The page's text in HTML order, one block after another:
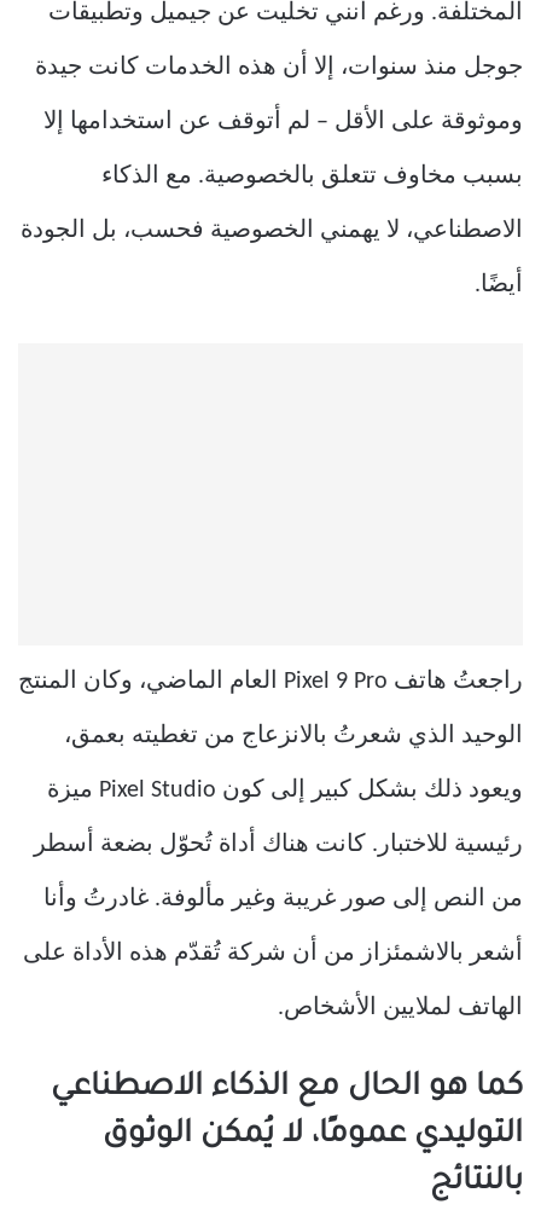
المختلفة. ورغم أنني تخليت عن جيميل وتطبيقات
جوجل منذ سنوات، إلا أن هذه الخدمات كانت جيدة
وموثوقة على الأقل – لم أتوقف عن استخدامها إلا
بسبب مخاوف تتعلق بالخصوصية. مع الذكاء
الاصطناعي، لا يهمني الخصوصية فحسب، بل الجودة
أيضًا.
راجعتُ هاتف Pixel 9 Pro العام الماضي، وكان المنتج
الوحيد الذي شعرتُ بالانزعاج من تغطيته بعمق،
ويعود ذلك بشكل كبير إلى كون Pixel Studio ميزة
رئيسية للاختبار. كانت هناك أداة تُحوّل بضعة أسطر
من النص إلى صور غريبة وغير مألوفة. غادرتُ وأنا
أشعر بالاشمئزاز من أن شركة تُقدّم هذه الأداة على
الهاتف لملايين الأشخاص.
كما هو الحال مع الذكاء الاصطناعي
التوليدي عمومًا، لا يُمكن الوثوق
بالنتائج